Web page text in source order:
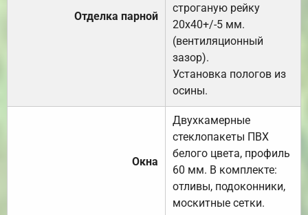
Отделка парной
строганую рейку
20х40+/-5 мм.
(вентиляционный
зазор).
Установка пологов из
осины.
Окна
Двухкамерные
стеклопакеты ПВХ
белого цвета, профиль
60 мм. В комплекте:
отливы, подоконники,
москитные сетки.